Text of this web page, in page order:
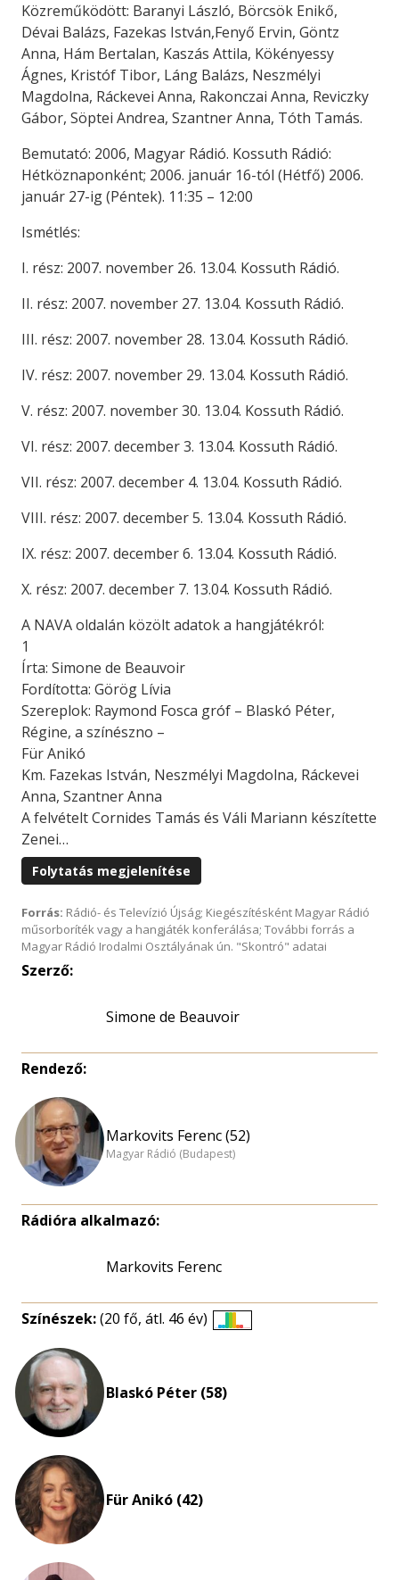
Közreműködött: Baranyi László, Börcsök Enikő,
Dévai Balázs, Fazekas István,Fenyő Ervin, Göntz
Anna, Hám Bertalan, Kaszás Attila, Kökényessy
Ágnes, Kristóf Tibor, Láng Balázs, Neszmélyi
Magdolna, Ráckevei Anna, Rakonczai Anna, Reviczky
Gábor, Söptei Andrea, Szantner Anna, Tóth Tamás.
Bemutató: 2006, Magyar Rádió. Kossuth Rádió:
Hétköznaponként; 2006. január 16-tól (Hétfő) 2006.
január 27-ig (Péntek). 11:35 – 12:00
Ismétlés:
I. rész: 2007. november 26. 13.04. Kossuth Rádió.
II. rész: 2007. november 27. 13.04. Kossuth Rádió.
III. rész: 2007. november 28. 13.04. Kossuth Rádió.
IV. rész: 2007. november 29. 13.04. Kossuth Rádió.
V. rész: 2007. november 30. 13.04. Kossuth Rádió.
VI. rész: 2007. december 3. 13.04. Kossuth Rádió.
VII. rész: 2007. december 4. 13.04. Kossuth Rádió.
VIII. rész: 2007. december 5. 13.04. Kossuth Rádió.
IX. rész: 2007. december 6. 13.04. Kossuth Rádió.
X. rész: 2007. december 7. 13.04. Kossuth Rádió.
A NAVA oldalán közölt adatok a hangjátékról:
1
Írta: Simone de Beauvoir
Fordította: Görög Lívia
Szereplok: Raymond Fosca gróf – Blaskó Péter,
Régine, a színészno –
Für Anikó
Km. Fazekas István, Neszmélyi Magdolna, Ráckevei
Anna, Szantner Anna
A felvételt Cornides Tamás és Váli Mariann készítette
Zenei…
Folytatás megjelenítése
Forrás: Rádió- és Televízió Újság; Kiegészítésként Magyar Rádió
műsorboríték vagy a hangjáték konferálása; További forrás a
Magyar Rádió Irodalmi Osztályának ún. "Skontró" adatai
Szerző:
Simone de Beauvoir
Rendező:
Markovits Ferenc (52)
Magyar Rádió (Budapest)
Rádióra alkalmazó:
Markovits Ferenc
Színészek:(20 fő, átl. 46 év)
Blaskó Péter (58)
Für Anikó (42)